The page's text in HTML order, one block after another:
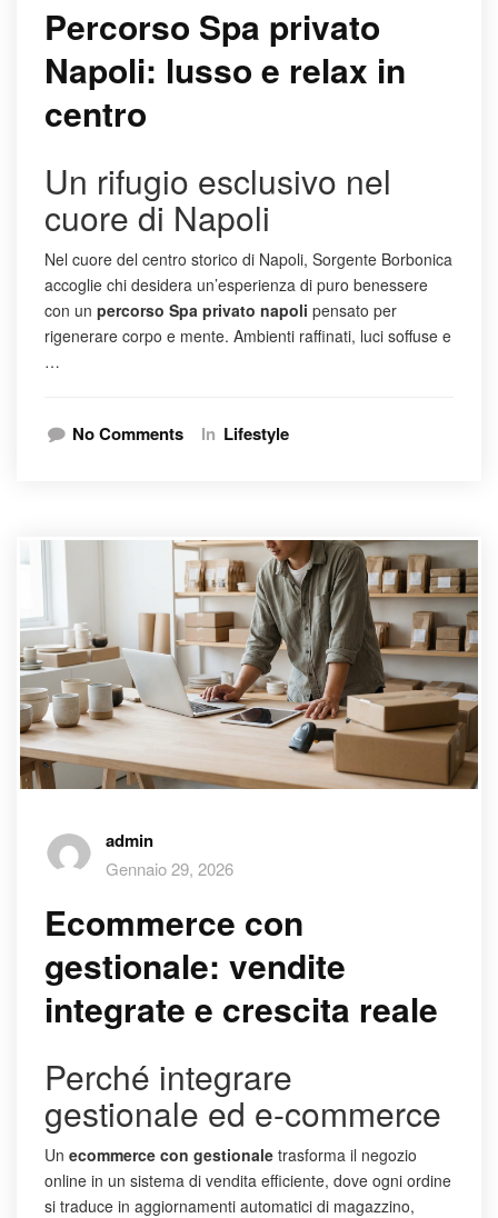
Percorso Spa privato
Napoli: lusso e relax in
centro
Un rifugio esclusivo nel
cuore di Napoli
Nel cuore del centro storico di Napoli, Sorgente Borbonica
accoglie chi desidera un’esperienza di puro benessere
con un percorso Spa privato napoli pensato per
rigenerare corpo e mente. Ambienti raffinati, luci soffuse e
…
No Comments In Lifestyle
admin
Gennaio 29, 2026
Ecommerce con
gestionale: vendite
integrate e crescita reale
Perché integrare
gestionale ed e-commerce
Un ecommerce con gestionale trasforma il negozio
online in un sistema di vendita efficiente, dove ogni ordine
si traduce in aggiornamenti automatici di magazzino,